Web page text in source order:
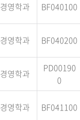
경영학과 BF040100
경영학과 BF040200
경영학과
PD00190
0
경영학과 BF041100